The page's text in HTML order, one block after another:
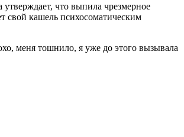
что выпила чрезмерное
свой кашель психосоматическим
меня тошнило, я уже до этого вызывала